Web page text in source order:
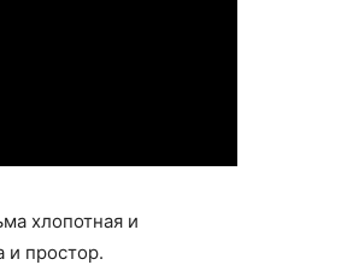
хлопотная и
и простор.